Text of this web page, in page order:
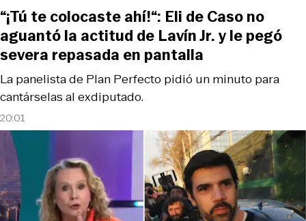
20:01
La panelista de Plan Perfecto pidió un minuto para
cantárselas al exdiputado.
“¡Tú te colocaste ahí!“: Eli de Caso no
aguantó la actitud de Lavín Jr. y le pegó
severa repasada en pantalla